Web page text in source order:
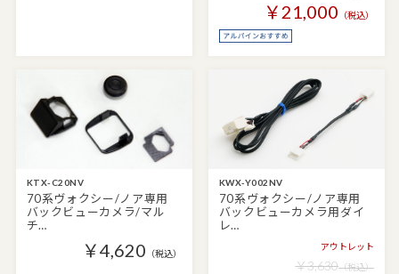
￥21,000 （税込）
KTX-C20NV
70系ヴォクシー/ノア専用
バックビューカメラ/マル
チ…
￥4,620 （税込）
KWX-Y002NV
70系ヴォクシー/ノア専用
バックビューカメラ用ダイ
レ…
アウトレット
￥3,630（税込）